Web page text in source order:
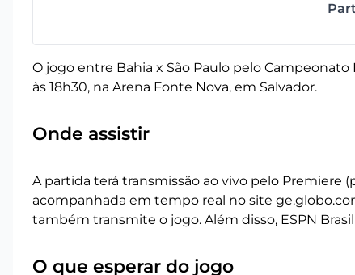
O jogo entre Bahia x São Paulo pelo Campeonato
às 18h30, na Arena Fonte Nova, em Salvador.
Onde assistir
A partida terá transmissão ao vivo pelo
acompanhada em tempo real no site
também transmite o jogo. Além disso, ESPN
O que esperar do jogo